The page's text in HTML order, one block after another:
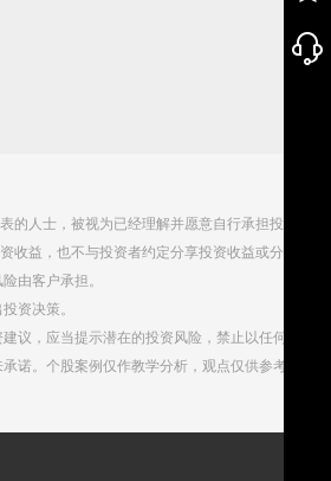
的人士，被视为已经理解并愿意自行承担投资服
收益，也不与投资者约定分享投资收益或分担投
由客户承担。
资决策。
议，应当提示潜在的投资风险，禁止以任何方式
诺。个股案例仅作教学分析，观点仅供参考。股